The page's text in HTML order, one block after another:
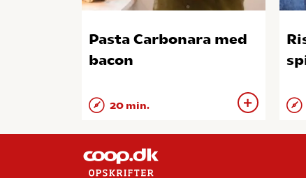
Pasta Carbonara med
bacon
20 min.